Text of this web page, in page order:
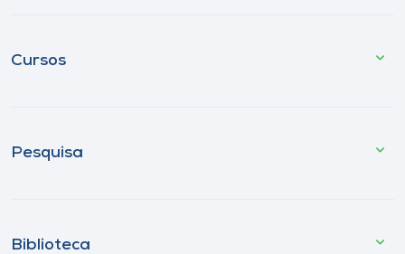
Cursos
Pesquisa
Biblioteca